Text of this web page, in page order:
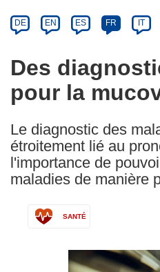
Category
Article
available
the
following
languages:
DE EN ES FR IT
Des
pour la
Le diagnostic des
étroitement lié au
l'importance de
maladies de manière
SANTÉ